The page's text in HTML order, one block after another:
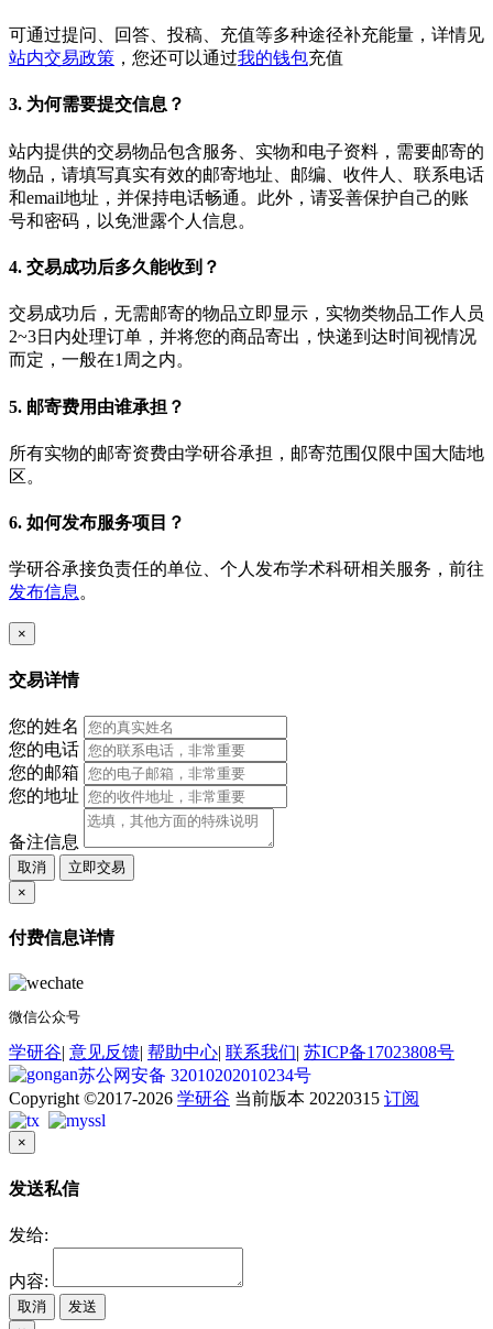
可通过提问、回答、投稿、充值等多种途径补充能量，详情见
站内交易政策 ，您还可以通过我的钱包充值
3. 为何需要提交信息？
站内提供的交易物品包含服务、实物和电子资料，需要邮寄的
物品，请填写真实有效的邮寄地址、邮编、收件人、联系电话
和email地址，并保持电话畅通。此外，请妥善保护自己的账
号和密码，以免泄露个人信息。
4. 交易成功后多久能收到？
交易成功后，无需邮寄的物品立即显示，实物类物品工作人员
2~3日内处理订单，并将您的商品寄出，快递到达时间视情况
而定，一般在1周之内。
5. 邮寄费用由谁承担？
所有实物的邮寄资费由学研谷承担，邮寄范围仅限中国大陆地
区。
6. 如何发布服务项目？
学研谷承接负责任的单位、个人发布学术科研相关服务，前往
发布信息 。
×
交易详情
您的姓名
您的电话
您的邮箱
您的地址
备注信息
取消
立即交易
×
付费信息详情
微信公众号
学研谷| 意见反馈| 帮助中心| 联系我们| 苏ICP备17023808号
苏公网安备 32010202010234号
Copyright ©2017-2026 学研谷 当前版本 20220315 订阅
×
发送私信
发给:
内容:
取消
发送